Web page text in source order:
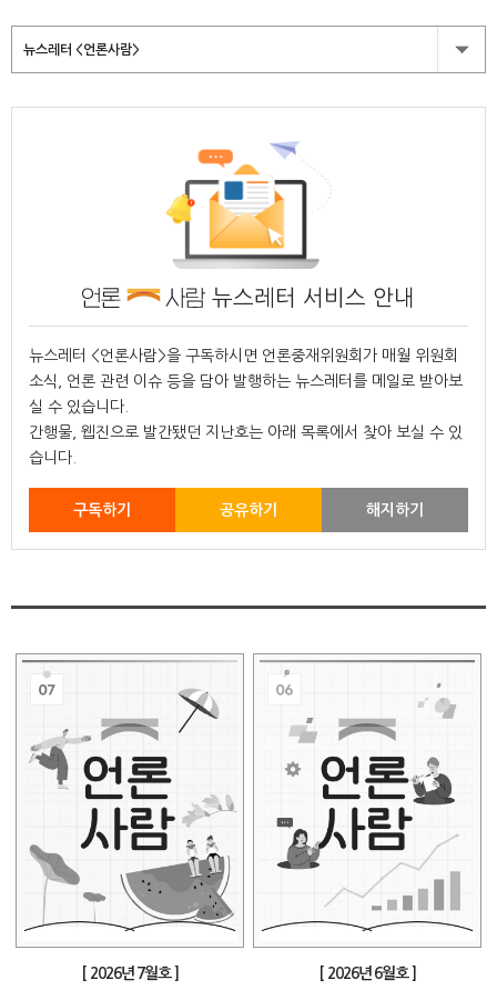
뉴스레터 <언론사람>
뉴스레터 서비스 안내
뉴스레터 <언론사람>을 구독하시면 언론중재위원회가 매월 위원회
소식, 언론 관련 이슈 등을 담아 발행하는 뉴스레터를 메일로 받아보
실 수 있습니다.
간행물, 웹진으로 발간됐던 지난호는 아래 목록에서 찾아 보실 수 있
습니다.
구독하기 공유하기 해지하기
[ 2026년 7월호 ] [ 2026년 6월호 ]